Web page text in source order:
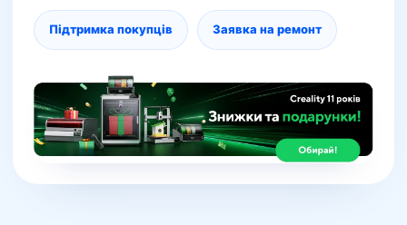
Підтримка покупців Заявка на ремонт